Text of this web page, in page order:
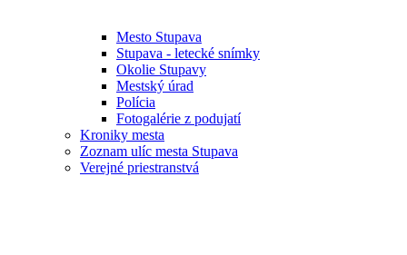
Mesto Stupava
Stupava - letecké snímky
Okolie Stupavy
Mestský úrad
Polícia
Fotogalérie z podujatí
Kroniky mesta
Zoznam ulíc mesta Stupava
Verejné priestranstvá